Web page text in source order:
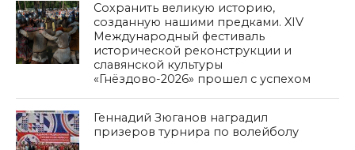
Сохранить великую историю,
созданную нашими предками. XIV
Международный фестиваль
исторической реконструкции и
славянской культуры
«Гнёздово-2026» прошел с успехом
Геннадий Зюганов наградил
призеров турнира по волейболу